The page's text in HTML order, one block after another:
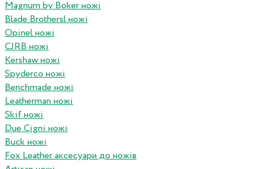
Magnum by Boker ножі
Blade Brothersl ножі
Opinel ножі
CJRB ножі
Kershaw ножі
Spyderco ножі
Benchmade ножі
Leatherman ножі
Skif ножі
Due Cigni ножі
Buck ножі
Fox Leather аксесуари до ножів